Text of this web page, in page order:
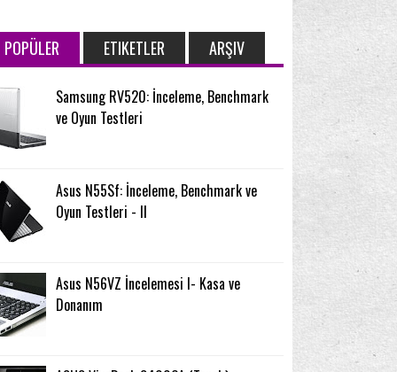
POPÜLER ETIKETLER ARŞIV
Samsung RV520: İnceleme, Benchmark
ve Oyun Testleri
Asus N55Sf: İnceleme, Benchmark ve
Oyun Testleri - II
Asus N56VZ İncelemesi I- Kasa ve
Donanım